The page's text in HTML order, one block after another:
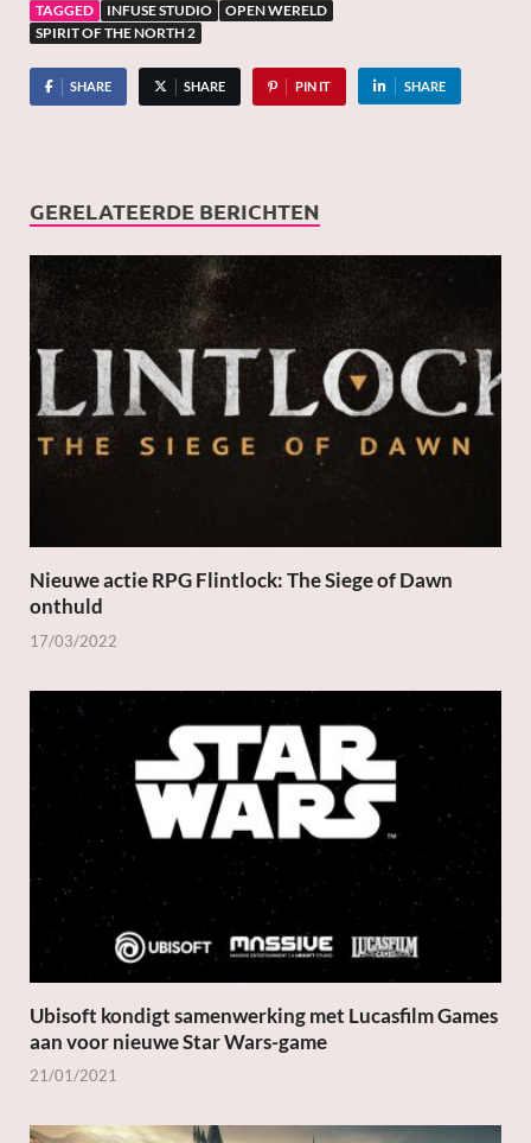
TAGGED INFUSE STUDIO
OPEN WERELD
SPIRIT OF THE NORTH 2
SHARE SHARE PIN IT SHARE
GERELATEERDE BERICHTEN
Nieuwe actie RPG Flintlock: The Siege of Dawn
onthuld
17/03/2022
Ubisoft kondigt samenwerking met Lucasfilm Games
aan voor nieuwe Star Wars-game
21/01/2021